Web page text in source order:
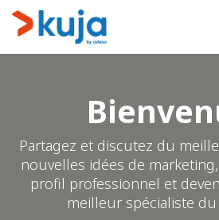
Se rendre au contenu
Partagez et discutez du
nouvelles idées de
profil professionnel et
meilleur spécialiste